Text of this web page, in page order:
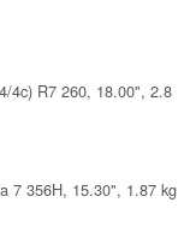
4c) R7 260, 18.00", 2.8
7 356H, 15.30", 1.87 kg